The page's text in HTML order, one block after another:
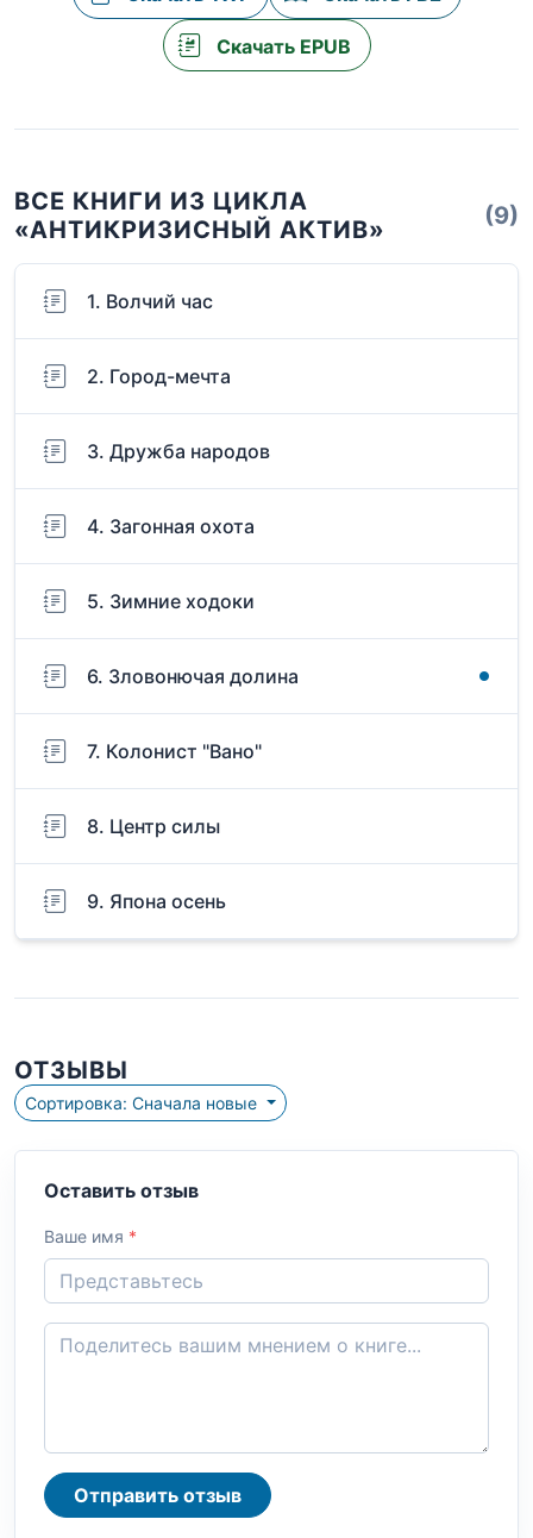
Скачать EPUB
ВСЕ КНИГИ ИЗ ЦИКЛА
«АНТИКРИЗИСНЫЙ АКТИВ»
(9)
1. Волчий час
2. Город-мечта
3. Дружба народов
4. Загонная охота
5. Зимние ходоки
6. Зловонючая долина
7. Колонист "Вано"
8. Центр силы
9. Япона осень
ОТЗЫВЫ
Сортировка: Сначала новые
Оставить отзыв
Ваше имя *
Отправить отзыв